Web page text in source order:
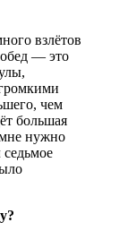
взлётов
— это
чем
большая
мне нужно